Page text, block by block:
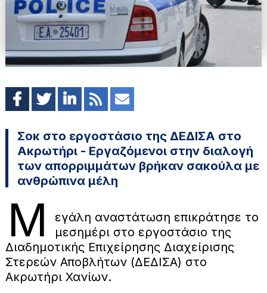
Σοκ στο εργοστάσιο της ΔΕΔΙΣΑ στο
Ακρωτήρι - Εργαζόμενοι στην διαλογή
των απορριμμάτων βρήκαν σακούλα με
ανθρώπινα μέλη
Μ
εγάλη αναστάτωση επικράτησε το
μεσημέρι στο εργοστάσιο της
Διαδημοτικής Επιχείρησης Διαχείρισης
Στερεών Αποβλήτων (ΔΕΔΙΣΑ) στο
Ακρωτήρι Χανίων.